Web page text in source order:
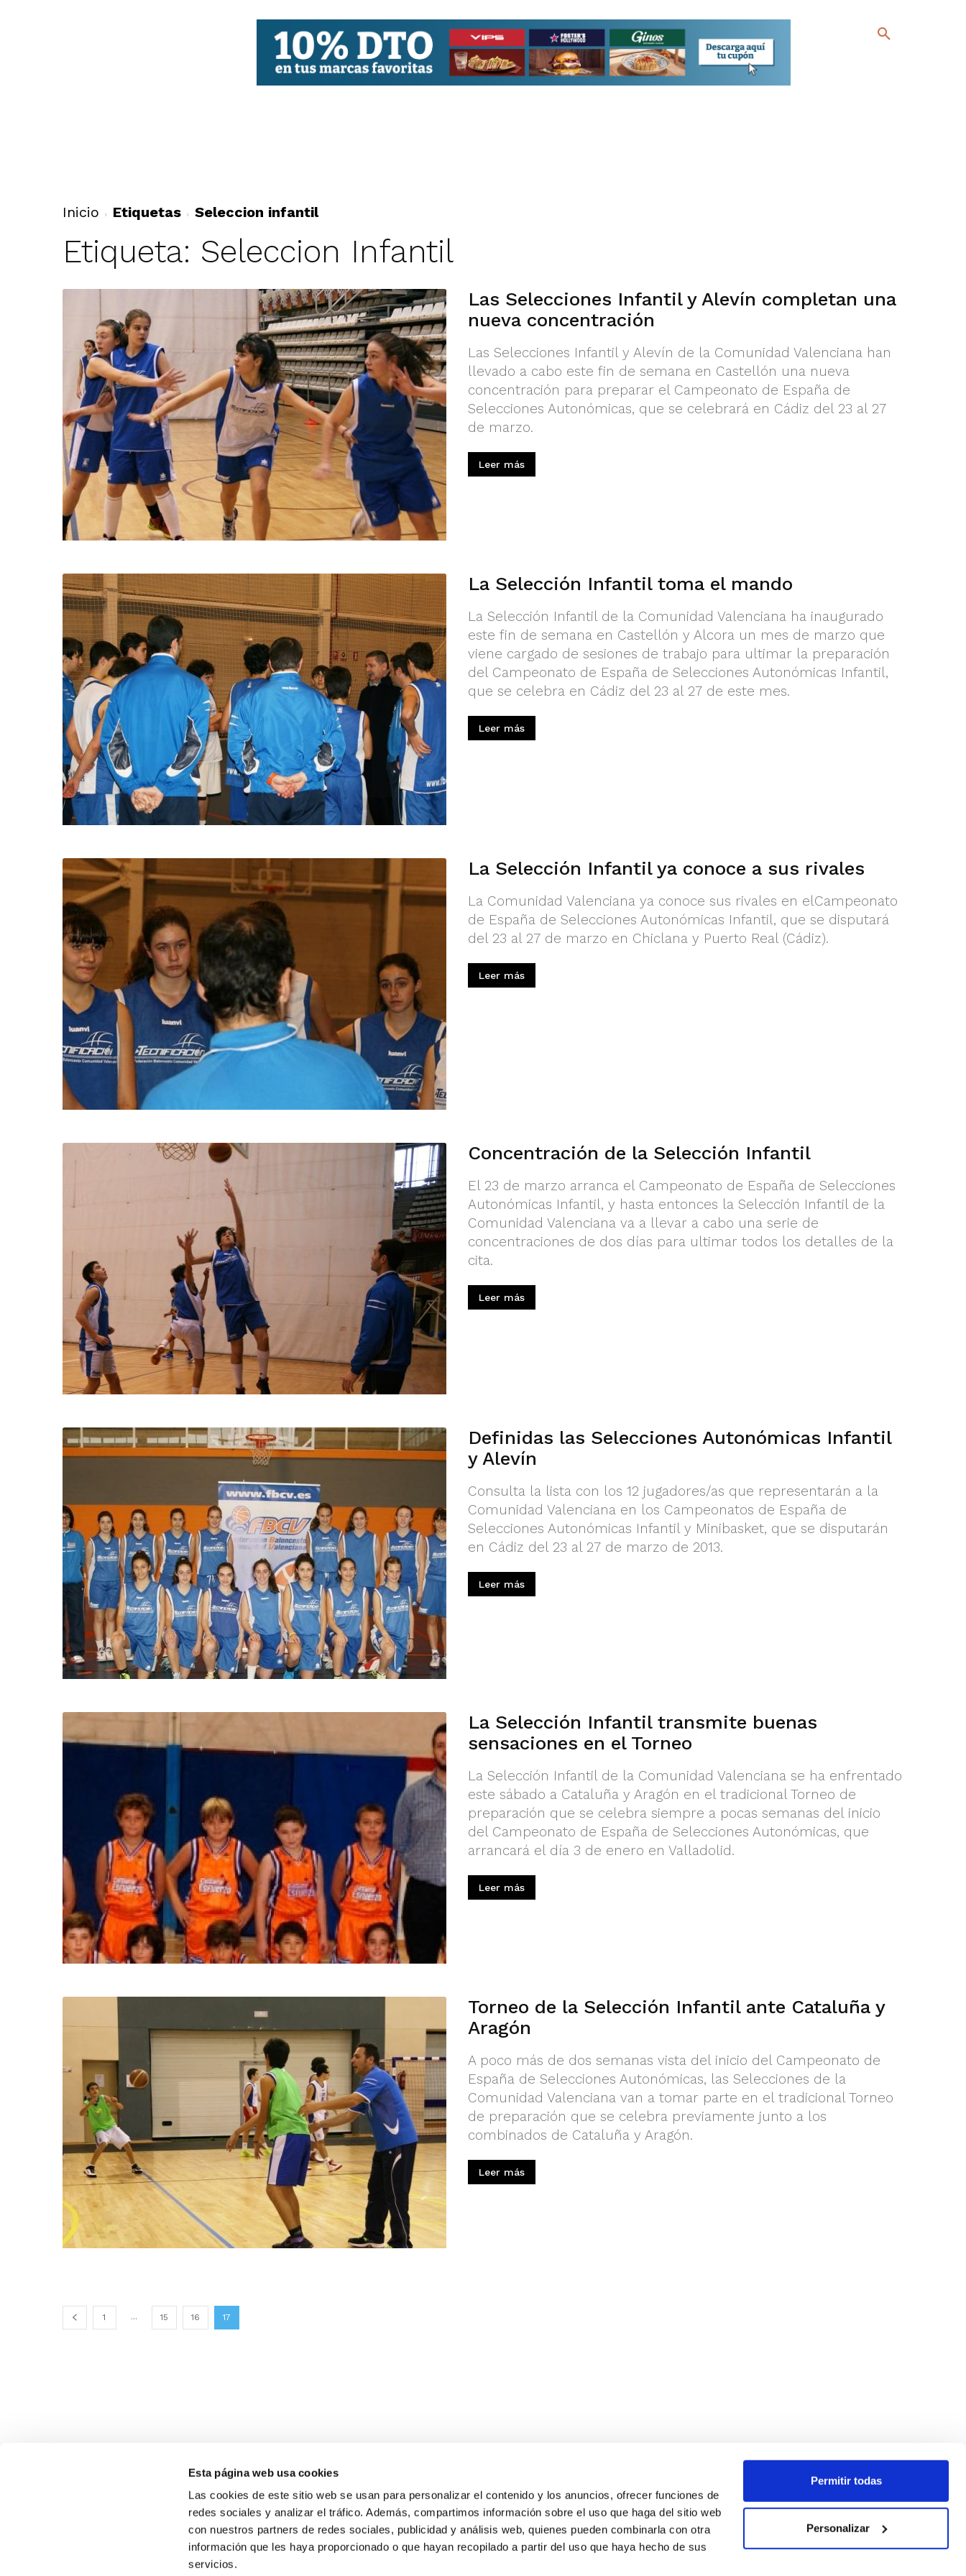
Esta página web usa cookies
Las cookies de este sitio web se usan para personalizar el contenido y los anuncios, ofrecer funciones de
redes sociales y analizar el tráfico. Además, compartimos información sobre el uso que haga del sitio web
con nuestros partners de redes sociales, publicidad y análisis web, quienes pueden combinarla con otra
información que les haya proporcionado o que hayan recopilado a partir del uso que haya hecho de sus
servicios.
Permitir todas
Personalizar
Inicio Etiquetas Seleccion infantil
Etiqueta: Seleccion Infantil
Las Selecciones Infantil y Alevín completan una
nueva concentración
Las Selecciones Infantil y Alevín de la Comunidad Valenciana han
llevado a cabo este fin de semana en Castellón una nueva
concentración para preparar el Campeonato de España de
Selecciones Autonómicas, que se celebrará en Cádiz del 23 al 27
de marzo.
Leer más
La Selección Infantil toma el mando
La Selección Infantil de la Comunidad Valenciana ha inaugurado
este fin de semana en Castellón y Alcora un mes de marzo que
viene cargado de sesiones de trabajo para ultimar la preparación
del Campeonato de España de Selecciones Autonómicas Infantil,
que se celebra en Cádiz del 23 al 27 de este mes.
Leer más
La Selección Infantil ya conoce a sus rivales
La Comunidad Valenciana ya conoce sus rivales en elCampeonato
de España de Selecciones Autonómicas Infantil, que se disputará
del 23 al 27 de marzo en Chiclana y Puerto Real (Cádiz).
Leer más
Concentración de la Selección Infantil
El 23 de marzo arranca el Campeonato de España de Selecciones
Autonómicas Infantil, y hasta entonces la Selección Infantil de la
Comunidad Valenciana va a llevar a cabo una serie de
concentraciones de dos días para ultimar todos los detalles de la
cita.
Leer más
Definidas las Selecciones Autonómicas Infantil
y Alevín
Consulta la lista con los 12 jugadores/as que representarán a la
Comunidad Valenciana en los Campeonatos de España de
Selecciones Autonómicas Infantil y Minibasket, que se disputarán
en Cádiz del 23 al 27 de marzo de 2013.
Leer más
La Selección Infantil transmite buenas
sensaciones en el Torneo
La Selección Infantil de la Comunidad Valenciana se ha enfrentado
este sábado a Cataluña y Aragón en el tradicional Torneo de
preparación que se celebra siempre a pocas semanas del inicio
del Campeonato de España de Selecciones Autonómicas, que
arrancará el día 3 de enero en Valladolid.
Leer más
Torneo de la Selección Infantil ante Cataluña y
Aragón
A poco más de dos semanas vista del inicio del Campeonato de
España de Selecciones Autonómicas, las Selecciones de la
Comunidad Valenciana van a tomar parte en el tradicional Torneo
de preparación que se celebra previamente junto a los
combinados de Cataluña y Aragón.
Leer más
1 ... 15 16 17
SOBRE NOSOTROS SÍGUENOS